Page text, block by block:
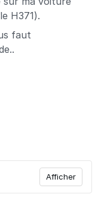
H371).
faut
Afficher